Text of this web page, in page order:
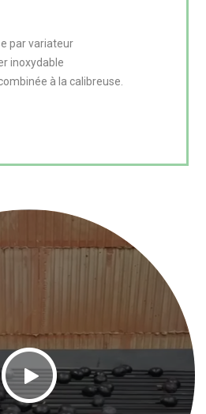
par variateur
inoxydable
à la calibreuse.